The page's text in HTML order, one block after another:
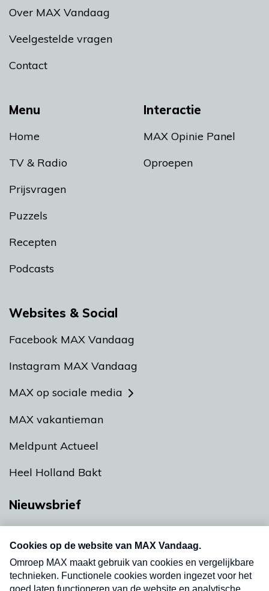
Menu
Home
TV & Radio
Prijsvragen
Puzzels
Recepten
Podcasts
Interactie
MAX Opinie Panel
Oproepen
Over MAX Vandaag
Veelgestelde vragen
Contact
Websites & Social
Facebook MAX Vandaag
Instagram MAX Vandaag
MAX op sociale media
MAX vakantieman
Meldpunt Actueel
Heel Holland Bakt
Nieuwsbrief
nieuwsbrief. Elke vrijdag- en dinsdagochtend in
uw mailbox.